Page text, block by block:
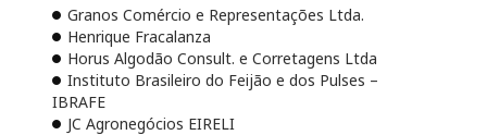
Granos Comércio e Representações Ltda.
Henrique Fracalanza
Horus Algodão Consult. e Corretagens Ltda
Instituto Brasileiro do Feijão e dos Pulses –
IBRAFE
JC Agronegócios EIRELI